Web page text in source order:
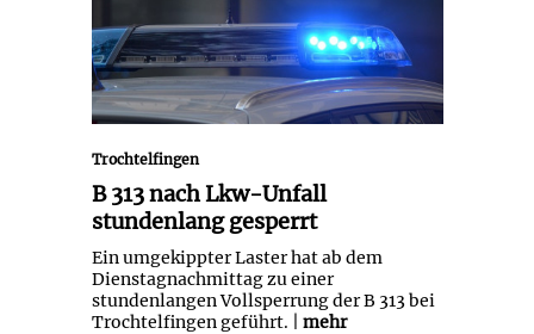
stundenlang gesperrt
Trochtelfingen
B 313 nach Lkw-Unfall
stundenlang gesperrt
Ein umgekippter Laster hat ab dem
Dienstagnachmittag zu einer
stundenlangen Vollsperrung der B 313 bei
Trochtelfingen geführt. | mehr